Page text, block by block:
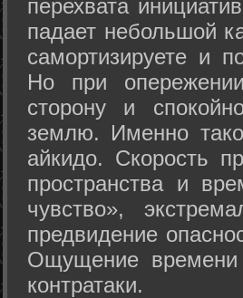
перехвата
падает небольшой
самортизируете и
Но при
сторону и
землю. Именно
айкидо. Скорость
пространства и
чувство»,
предвидение
Ощущение времени
контратаки.